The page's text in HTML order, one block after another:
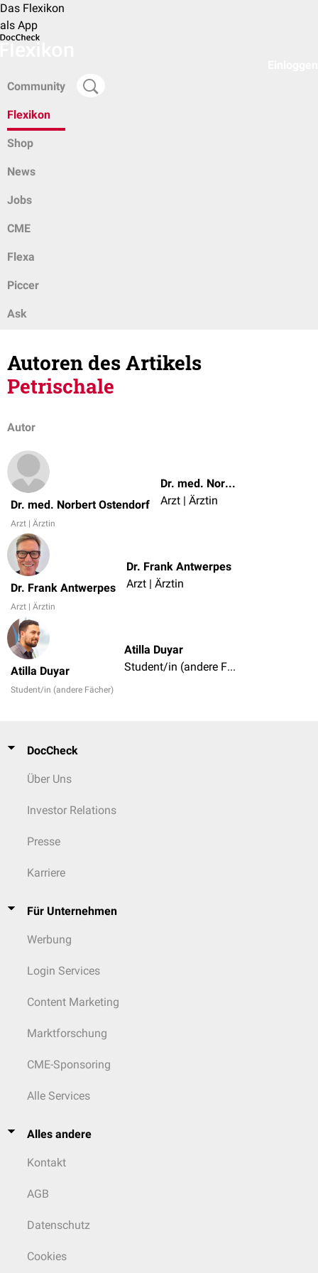
Das Flexikon
als App
Community
Flexikon
Shop
News
Jobs
CME
Flexa
Piccer
Ask
Autoren des Artikels
Petrischale
Autor
Dr. med. Norbert Ostendorf
Arzt | Ärztin
Dr. med. Norbert Ostendorf
Arzt | Ärztin
Dr. Frank Antwerpes
Arzt | Ärztin
Dr. Frank Antwerpes
Arzt | Ärztin
Atilla Duyar
Student/in (andere Fächer)
Atilla Duyar
Student/in (andere Fächer)
DocCheck
Über Uns
Investor Relations
Presse
Karriere
Für Unternehmen
Werbung
Login Services
Content Marketing
Marktforschung
CME-Sponsoring
Alle Services
Alles andere
Kontakt
AGB
Datenschutz
Cookies